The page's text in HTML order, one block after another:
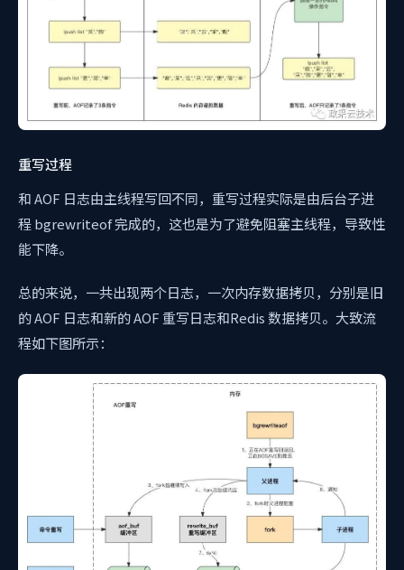
重写过程
和 AOF 日志由主线程写回不同，重写过程实际是由后台子进
程 bgrewriteof 完成的，这也是为了避免阻塞主线程，导致性
能下降。
总的来说，一共出现两个日志，一次内存数据拷贝，分别是旧
的 AOF 日志和新的 AOF 重写日志和Redis 数据拷贝。大致流
程如下图所示：